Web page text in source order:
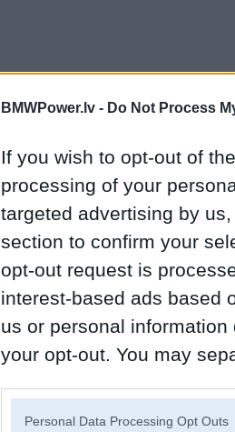
BMWPower.lv - Do Not Process
If you wish to opt-out of
processing of your
targeted advertising by
section to confirm your
opt-out request is
interest-based ads based
us or personal
your opt-out. You may
Personal Data Processing Opt Outs